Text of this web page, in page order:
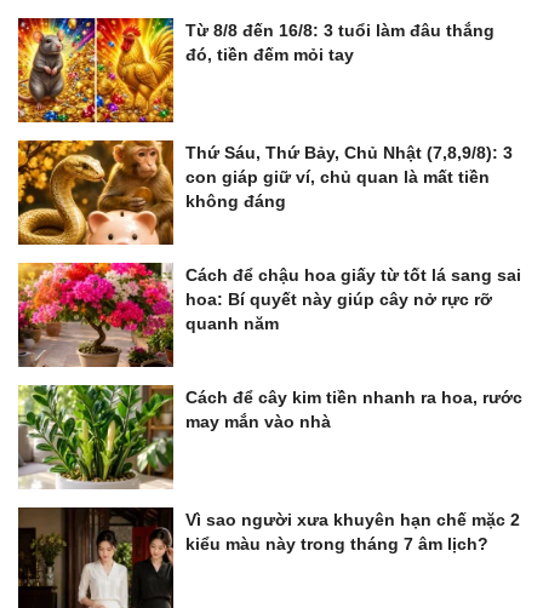
Từ 8/8 đến 16/8: 3 tuổi làm đâu thắng
đó, tiền đếm mỏi tay
Thứ Sáu, Thứ Bảy, Chủ Nhật (7,8,9/8): 3
con giáp giữ ví, chủ quan là mất tiền
không đáng
Cách để chậu hoa giấy từ tốt lá sang sai
hoa: Bí quyết này giúp cây nở rực rỡ
quanh năm
Cách để cây kim tiền nhanh ra hoa, rước
may mắn vào nhà
Vì sao người xưa khuyên hạn chế mặc 2
kiểu màu này trong tháng 7 âm lịch?